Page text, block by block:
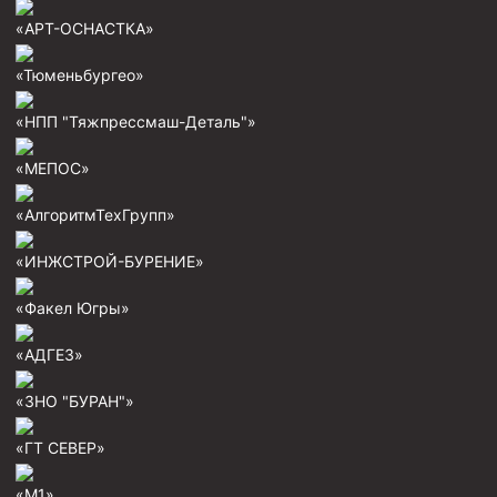
Пробки цементировочные
Скребки корончатые СК и тросовые СТ
Башмаки колонные
Инструмент для бурения и КРС (ловильный, аварийный)
Перья для резки кабеля
Шаблоны колонные
Пауки механические
Желонки
«АРТ-ОСНАСТКА»
«Тюменьбургео»
«НПП "Тяжпрессмаш-Деталь"»
«МЕПОС»
«АлгоритмТехГрупп»
«ИНЖСТРОЙ-БУРЕНИЕ»
«Факел Югры»
«АДГЕЗ»
«ЗНО "БУРАН"»
«ГТ СЕВЕР»